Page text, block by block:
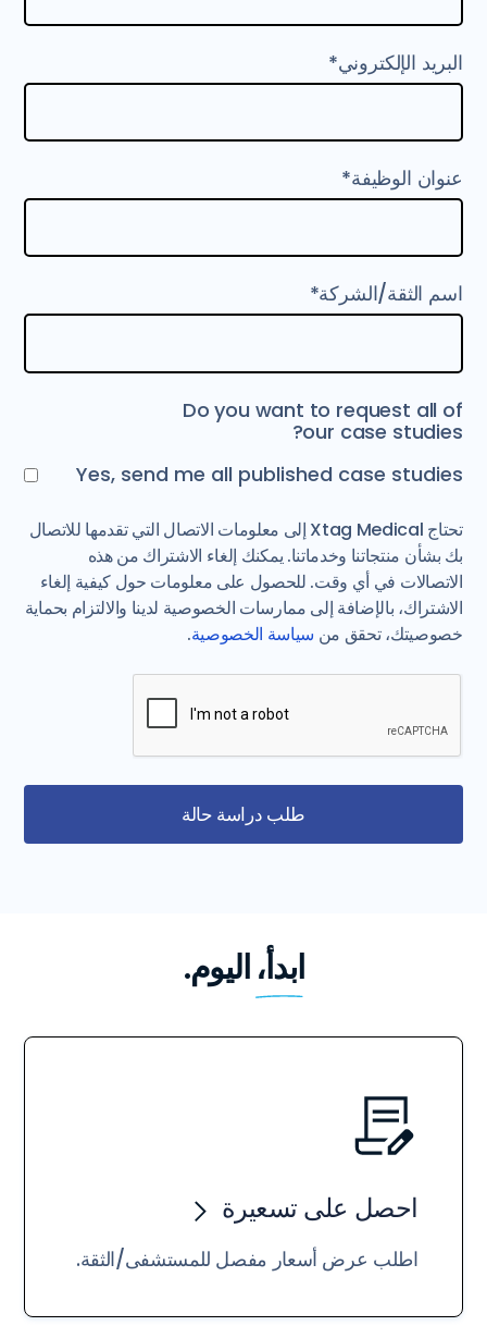
البريد الإلكتروني*
عنوان الوظيفة*
اسم الثقة/الشركة*
Do you want to request all of
our case studies?
Yes, send me all published case studies
تحتاج Xtag Medical إلى معلومات الاتصال التي تقدمها للاتصال
بك بشأن منتجاتنا وخدماتنا. يمكنك إلغاء الاشتراك من هذه
الاتصالات في أي وقت. للحصول على معلومات حول كيفية إلغاء
الاشتراك، بالإضافة إلى ممارسات الخصوصية لدينا والالتزام بحماية
خصوصيتك، تحقق من سياسة الخصوصية.
ابدأ،اليوم.
احصل على تسعيرة
اطلب عرض أسعار مفصل للمستشفى/الثقة.